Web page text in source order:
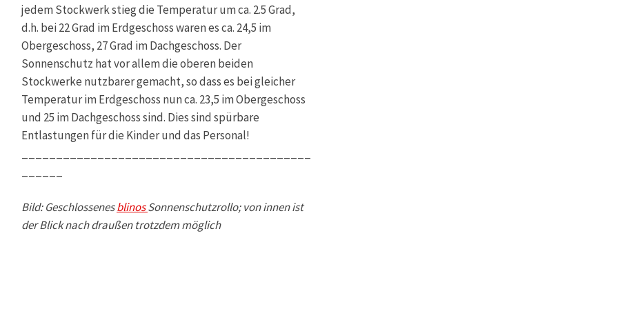
jedem Stockwerk stieg die Temperatur um ca. 2.5 Grad,
d.h. bei 22 Grad im Erdgeschoss waren es ca. 24,5 im
Obergeschoss, 27 Grad im Dachgeschoss. Der
Sonnenschutz hat vor allem die oberen beiden
Stockwerke nutzbarer gemacht, so dass es bei gleicher
Temperatur im Erdgeschoss nun ca. 23,5 im Obergeschoss
und 25 im Dachgeschoss sind. Dies sind spürbare
Entlastungen für die Kinder und das Personal!
Bild: GeschlossenesblinosSonnenschutzrollo; von innen ist
der Blick nach draußen trotzdem möglich